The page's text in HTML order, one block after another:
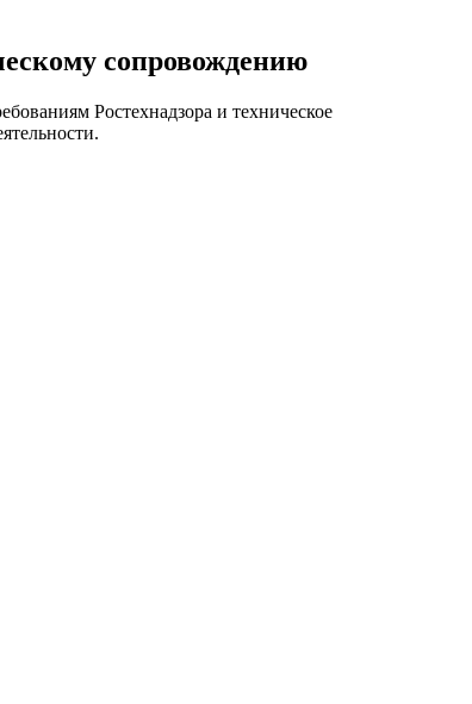
сопровождению
Ростехнадзора и техническое